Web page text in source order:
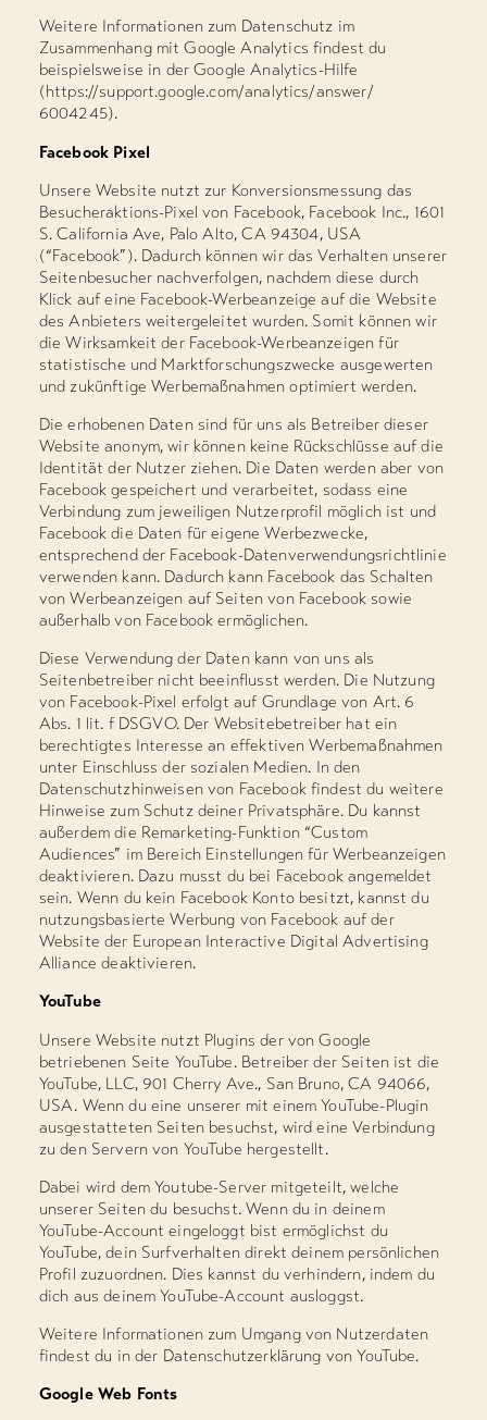
Weitere Informationen zum Datenschutz im
Zusammenhang mit Google Analytics findest du
beispielsweise in der Google Analytics-Hilfe
(https://support.google.com/analytics/answer/
6004245).
Facebook Pixel
Unsere Website nutzt zur Konversionsmessung das
Besucheraktions-Pixel von Facebook, Facebook Inc., 1601
S. California Ave, Palo Alto, CA 94304, USA
(“Facebook”). Dadurch können wir das Verhalten unserer
Seitenbesucher nachverfolgen, nachdem diese durch
Klick auf eine Facebook-Werbeanzeige auf die Website
des Anbieters weitergeleitet wurden. Somit können wir
die Wirksamkeit der Facebook-Werbeanzeigen für
statistische und Marktforschungszwecke ausgewerten
und zukünftige Werbemaßnahmen optimiert werden.
Die erhobenen Daten sind für uns als Betreiber dieser
Website anonym, wir können keine Rückschlüsse auf die
Identität der Nutzer ziehen. Die Daten werden aber von
Facebook gespeichert und verarbeitet, sodass eine
Verbindung zum jeweiligen Nutzerprofil möglich ist und
Facebook die Daten für eigene Werbezwecke,
entsprechend der Facebook-Datenverwendungsrichtlinie
verwenden kann. Dadurch kann Facebook das Schalten
von Werbeanzeigen auf Seiten von Facebook sowie
außerhalb von Facebook ermöglichen.
Diese Verwendung der Daten kann von uns als
Seitenbetreiber nicht beeinflusst werden. Die Nutzung
von Facebook-Pixel erfolgt auf Grundlage von Art. 6
Abs. 1 lit. f DSGVO. Der Websitebetreiber hat ein
berechtigtes Interesse an effektiven Werbemaßnahmen
unter Einschluss der sozialen Medien. In den
Datenschutzhinweisen von Facebook findest du weitere
Hinweise zum Schutz deiner Privatsphäre. Du kannst
außerdem die Remarketing-Funktion “Custom
Audiences” im Bereich Einstellungen für Werbeanzeigen
deaktivieren. Dazu musst du bei Facebook angemeldet
sein. Wenn du kein Facebook Konto besitzt, kannst du
nutzungsbasierte Werbung von Facebook auf der
Website der European Interactive Digital Advertising
Alliance deaktivieren.
YouTube
Unsere Website nutzt Plugins der von Google
betriebenen Seite YouTube. Betreiber der Seiten ist die
YouTube, LLC, 901 Cherry Ave., San Bruno, CA 94066,
USA. Wenn du eine unserer mit einem YouTube-Plugin
ausgestatteten Seiten besuchst, wird eine Verbindung
zu den Servern von YouTube hergestellt.
Dabei wird dem Youtube-Server mitgeteilt, welche
unserer Seiten du besuchst. Wenn du in deinem
YouTube-Account eingeloggt bist ermöglichst du
YouTube, dein Surfverhalten direkt deinem persönlichen
Profil zuzuordnen. Dies kannst du verhindern, indem du
dich aus deinem YouTube-Account ausloggst.
Weitere Informationen zum Umgang von Nutzerdaten
findest du in der Datenschutzerklärung von YouTube.
Google Web Fonts